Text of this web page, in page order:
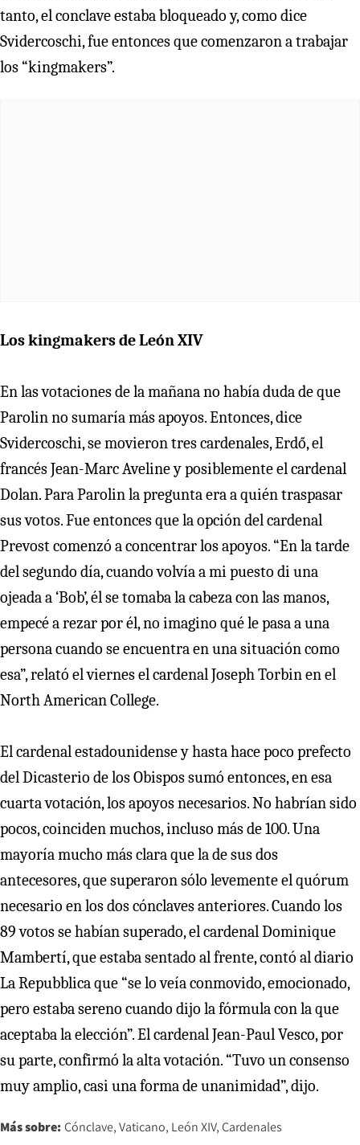
tanto, el conclave estaba bloqueado y, como dice
Svidercoschi, fue entonces que comenzaron a trabajar
los “kingmakers”.
Los kingmakers de León XIV
En las votaciones de la mañana no había duda de que
Parolin no sumaría más apoyos. Entonces, dice
Svidercoschi, se movieron tres cardenales, Erdő, el
francés Jean-Marc Aveline y posiblemente el cardenal
Dolan. Para Parolin la pregunta era a quién traspasar
sus votos. Fue entonces que la opción del cardenal
Prevost comenzó a concentrar los apoyos. “En la tarde
del segundo día, cuando volvía a mi puesto di una
ojeada a ‘Bob’, él se tomaba la cabeza con las manos,
empecé a rezar por él, no imagino qué le pasa a una
persona cuando se encuentra en una situación como
esa”, relató el viernes el cardenal Joseph Torbin en el
North American College.
El cardenal estadounidense y hasta hace poco prefecto
del Dicasterio de los Obispos sumó entonces, en esa
cuarta votación, los apoyos necesarios. No habrían sido
pocos, coinciden muchos, incluso más de 100. Una
mayoría mucho más clara que la de sus dos
antecesores, que superaron sólo levemente el quórum
necesario en los dos cónclaves anteriores. Cuando los
89 votos se habían superado, el cardenal Dominique
Mambertí, que estaba sentado al frente, contó al diario
La Repubblica que “se lo veía conmovido, emocionado,
pero estaba sereno cuando dijo la fórmula con la que
aceptaba la elección”. El cardenal Jean-Paul Vesco, por
su parte, confirmó la alta votación. “Tuvo un consenso
muy amplio, casi una forma de unanimidad”, dijo.
Más sobre: Cónclave Vaticano León XIV Cardenales